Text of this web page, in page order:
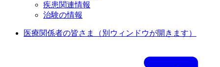
疾患関連情報
治験の情報
医療関係者の皆さま （別ウィンドウが開きます）